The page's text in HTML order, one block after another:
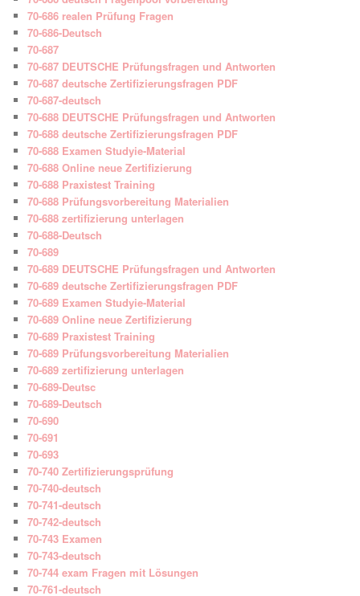
70-686 realen Prüfung Fragen
70-686-Deutsch
70-687
70-687 DEUTSCHE Prüfungsfragen und Antworten
70-687 deutsche Zertifizierungsfragen PDF
70-687-deutsch
70-688 DEUTSCHE Prüfungsfragen und Antworten
70-688 deutsche Zertifizierungsfragen PDF
70-688 Examen Studyie-Material
70-688 Online neue Zertifizierung
70-688 Praxistest Training
70-688 Prüfungsvorbereitung Materialien
70-688 zertifizierung unterlagen
70-688-Deutsch
70-689
70-689 DEUTSCHE Prüfungsfragen und Antworten
70-689 deutsche Zertifizierungsfragen PDF
70-689 Examen Studyie-Material
70-689 Online neue Zertifizierung
70-689 Praxistest Training
70-689 Prüfungsvorbereitung Materialien
70-689 zertifizierung unterlagen
70-689-Deutsc
70-689-Deutsch
70-690
70-691
70-693
70-740 Zertifizierungsprüfung
70-740-deutsch
70-741-deutsch
70-742-deutsch
70-743 Examen
70-743-deutsch
70-744 exam Fragen mit Lösungen
70-761-deutsch